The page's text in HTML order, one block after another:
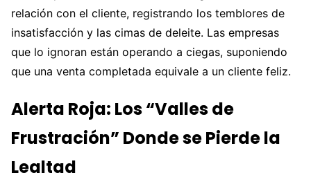
relación con el cliente, registrando los temblores de
insatisfacción y las cimas de deleite. Las empresas
que lo ignoran están operando a ciegas, suponiendo
que una venta completada equivale a un cliente feliz.
Alerta Roja: Los “Valles de
Frustración” Donde se Pierde la
Lealtad